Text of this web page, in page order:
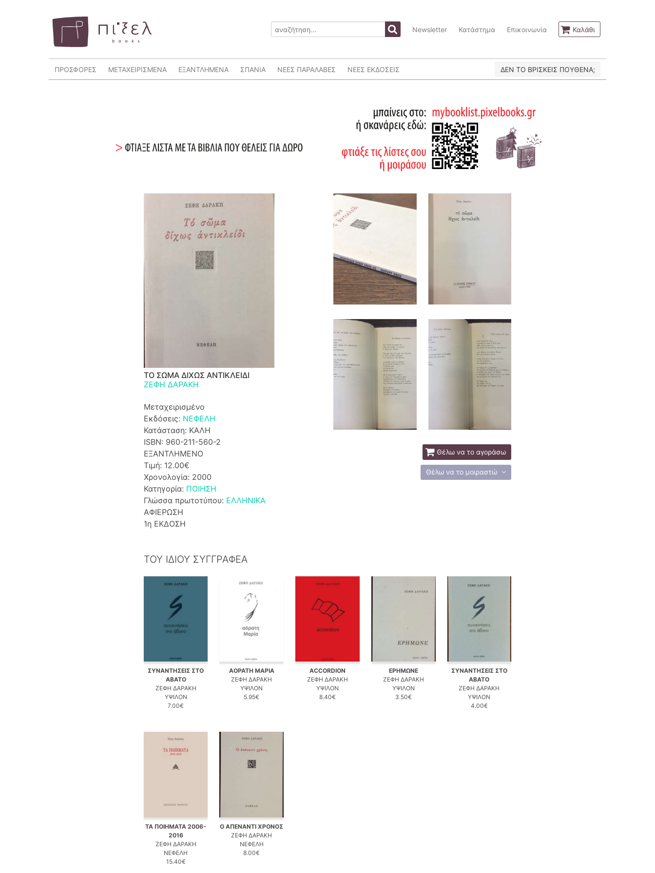
Newsletter Κατάστημα Επικοινωνία Καλάθι
ΠΡΟΣΦΟΡΕΣ ΜΕΤΑΧΕΙΡΙΣΜΕΝΑ ΕΞΑΝΤΛΗΜΕΝΑ ΣΠΑΝΙΑ ΝΕΕΣ ΠΑΡΑΛΑΒΕΣ ΝΕΕΣ ΕΚΔΟΣΕΙΣ ΔΕΝ ΤΟ ΒΡΙΣΚΕΙΣ ΠΟΥΘΕΝΑ;
ΤΟ ΣΩΜΑ ΔΙΧΩΣ ΑΝΤΙΚΛΕΙΔΙ
ΖΕΦΗ ΔΑΡΑΚΗ
Μεταχειρισμένο
Εκδόσεις: ΝΕΦΕΛΗ
Κατάσταση: ΚΑΛΗ
ISBN: 960-211-560-2
ΕΞΑΝΤΛΗΜΕΝΟ
Τιμή: 12.00€
Χρονολογία: 2000
Κατηγορία: ΠΟΙΗΣΗ
Γλώσσα πρωτοτύπου: ΕΛΛΗΝΙΚΑ
ΑΦΙΕΡΩΣΗ
1η ΕΚΔΟΣΗ
Θέλω να το αγοράσω
Θέλω να το μοιραστώ
ΤΟΥ ΙΔΙΟΥ ΣΥΓΓΡΑΦΕΑ
ΣΥΝΑΝΤΗΣΕΙΣ ΣΤΟ
ΑΒΑΤΟ
ΖΕΦΗ ΔΑΡΑΚΗ
ΥΨΙΛΟΝ
7.00€
ΑΟΡΑΤΗ ΜΑΡΙΑ
ΖΕΦΗ ΔΑΡΑΚΗ
ΥΨΙΛΟΝ
5.95€
ACCORDION
ΖΕΦΗ ΔΑΡΑΚΗ
ΥΨΙΛΟΝ
8.40€
ΕΡΗΜΩΝΕ
ΖΕΦΗ ΔΑΡΑΚΗ
ΥΨΙΛΟΝ
3.50€
ΣΥΝΑΝΤΗΣΕΙΣ ΣΤΟ
ΑΒΑΤΟ
ΖΕΦΗ ΔΑΡΑΚΗ
ΥΨΙΛΟΝ
4.00€
ΤΑ ΠΟΙΗΜΑΤΑ 2006-
2016
ΖΕΦΗ ΔΑΡΑΚΗ
ΝΕΦΕΛΗ
15.40€
Ο ΑΠΕΝΑΝΤΙ ΧΡΟΝΟΣ
ΖΕΦΗ ΔΑΡΑΚΗ
ΝΕΦΕΛΗ
8.00€